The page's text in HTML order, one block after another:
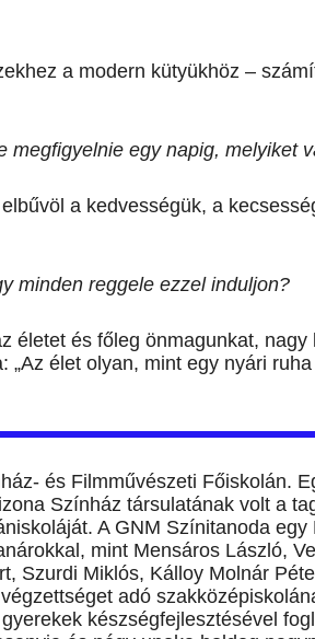
a modern kütyükhöz –
egy napig, melyiket
a kedvességük, a
minden reggele ezzel induljon?
életet és főleg önmagunkat, nagy
élet olyan, mint egy nyári
és Filmművészeti Főiskolán.
Színház társulatának volt a
A GNM Színitanoda egy
mint Mensáros László,
Szurdi Miklós, Kálloy Molnár
adó
készségfejlesztésével